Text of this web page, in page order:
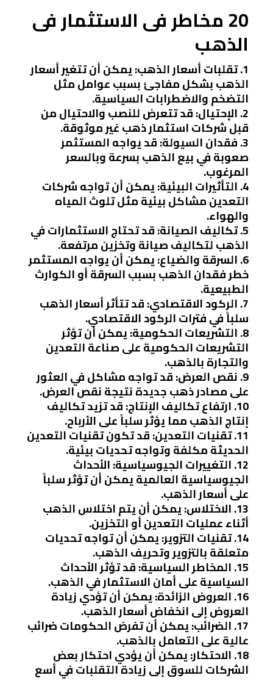
20 مخاطر فى الاستثمار فى
الذهب
1. تقلبات أسعار الذهب: يمكن أن تتغير أسعار
الذهب بشكل مفاجئ بسبب عوامل مثل
التضخم والاضطرابات السياسية.
2. الإحتيال: قد تتعرض للنصب والاحتيال من
قبل شركات استثمار ذهب غير موثوقة.
3. فقدان السيولة: قد يواجه المستثمر
صعوبة في بيع الذهب بسرعة وبالسعر
المرغوب.
4. التأثيرات البيئية: يمكن أن تواجه شركات
التعدين مشاكل بيئية مثل تلوث المياه
والهواء.
5. تكاليف الصيانة: قد تحتاج الاستثمارات في
الذهب لتكاليف صيانة وتخزين مرتفعة.
6. السرقة والضياع: يمكن أن يواجه المستثمر
خطر فقدان الذهب بسبب السرقة أو الكوارث
الطبيعية.
7. الركود الاقتصادي: قد تتأثر أسعار الذهب
سلباً في فترات الركود الاقتصادي.
8. التشريعات الحكومية: يمكن أن تؤثر
التشريعات الحكومية على صناعة التعدين
والتجارة بالذهب.
9. نقص العرض: قد تواجه مشاكل في العثور
على مصادر ذهب جديدة نتيجة نقص العرض.
10. ارتفاع تكاليف الإنتاج: قد تزيد تكاليف
إنتاج الذهب مما يؤثر سلباً على الأرباح.
11. تقنيات التعدين: قد تكون تقنيات التعدين
الحديثة مكلفة وتواجه تحديات بيئية.
12. التغييرات الجيوسياسية: الأحداث
الجيوسياسية العالمية يمكن أن تؤثر سلباً
على أسعار الذهب.
13. الاختلاس: يمكن أن يتم اختلاس الذهب
أثناء عمليات التعدين أو التخزين.
14. تقنيات التزوير: يمكن أن تواجه تحديات
متعلقة بالتزوير وتحريف الذهب.
15. المخاطر السياسية: قد تؤثر الأحداث
السياسية على أمان الاستثمار في الذهب.
16. العروض الزائدة: يمكن أن تؤدي زيادة
العروض إلى انخفاض أسعار الذهب.
17. الضرائب: يمكن أن تفرض الحكومات ضرائب
عالية على التعامل بالذهب.
18. الاحتكار: يمكن أن يؤدي احتكار بعض
الشركات للسوق إلى زيادة التقلبات في أسع